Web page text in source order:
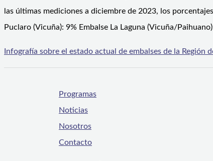
las últimas mediciones a diciembre de 2023, los
Puclaro (Vicuña): 9% Embalse La Laguna (Vicuña/
Infografía sobre el estado actual de embalses de la
Programas
Noticias
Nosotros
Contacto